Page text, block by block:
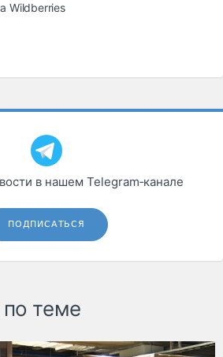
Wildberries
в нашем Telegram‑канале
ПОДПИСАТЬСЯ
теме